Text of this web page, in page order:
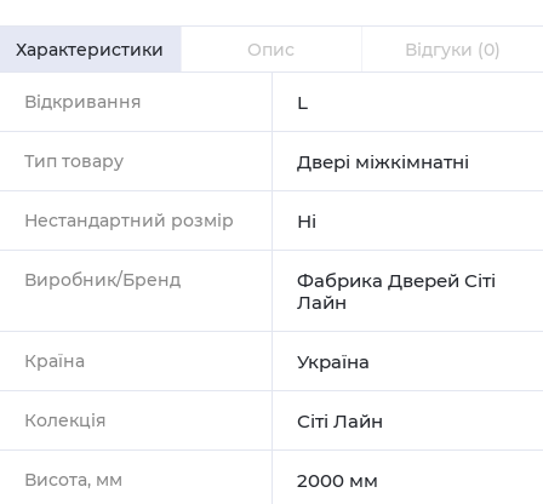
Характеристики Опис Відгуки (0)
Відкривання L
Тип товару Двері міжкімнатні
Нестандартний розмір Ні
Виробник/Бренд
Фабрика Дверей Сіті
Лайн
Країна Україна
Колекція Сіті Лайн
Висота, мм 2000 мм